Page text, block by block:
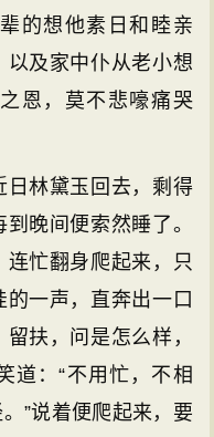
的想他素日和睦亲
及家中仆从老小想
恩，莫不悲嚎痛哭
林黛玉回去，剩得
晚间便索然睡了。
忙翻身爬起来，只
一声，直奔出一口
扶，问是怎么样，
道：“不用忙，不相
”说着便爬起来，要